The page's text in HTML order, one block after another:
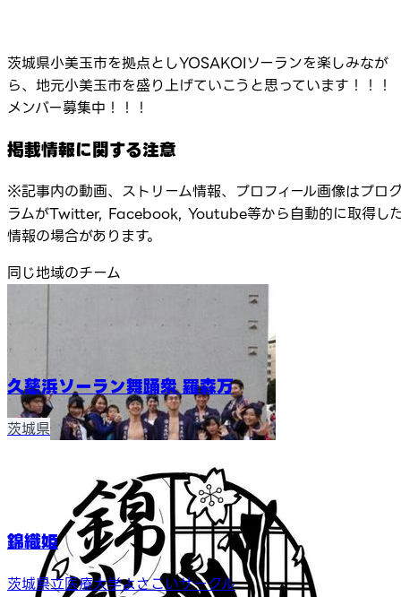
茨城県小美玉市を拠点としYOSAKOIソーランを楽しみなが
ら、地元小美玉市を盛り上げていこうと思っています！！！
メンバー募集中！！！
掲載情報に関する注意
※記事内の動画、ストリーム情報、プロフィール画像はプロ
ラムがTwitter, Facebook, Youtube等から自動的に取得し
情報の場合があります。
同じ地域のチーム
久慈浜ソーラン舞踊衆 羅森万
茨城県
錦織姫
茨城県立医療大学よさこいサークル